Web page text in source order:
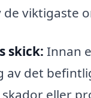
viktigaste
skick: Innan
det
eller